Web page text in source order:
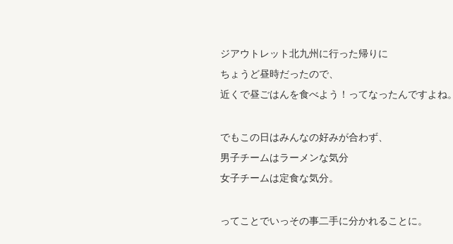
ジアウトレット北九州に行った帰りに
ちょうど昼時だったので、
近くで昼ごはんを食べよう！ってなったんですよね。
でもこの日はみんなの好みが合わず、
男子チームはラーメンな気分
女子チームは定食な気分。
ってことでいっその事二手に分かれることに。